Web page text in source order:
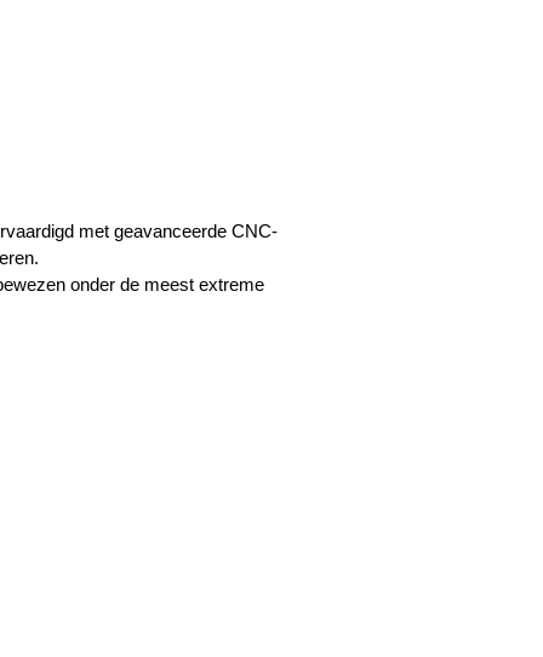
met geavanceerde CNC-
onder de meest extreme